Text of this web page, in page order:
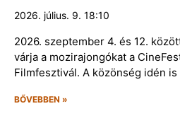
2026. július. 9. 18:10
2026. szeptember 4. és 12.
várja a mozirajongókat a
Filmfesztivál. A közönség idén
BŐVEBBEN »